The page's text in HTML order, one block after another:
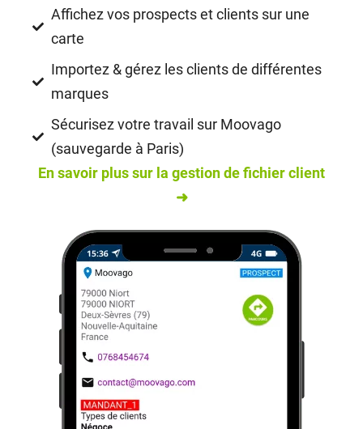
Affichez vos prospects et clients sur une
carte
Importez & gérez les clients de différentes
marques
Sécurisez votre travail sur Moovago
(sauvegarde à Paris)
En savoir plus sur la gestion de fichier client
➜